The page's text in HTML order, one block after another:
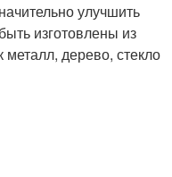
улучшить
изготовлены из
металл, дерево, стекло